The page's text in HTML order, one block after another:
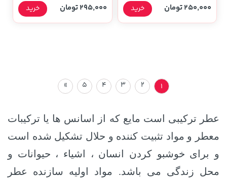
250,000 تومان خرید 295,000 تومان خرید
1
2
3
4
5
»
عطر ترکیبی است مایع که از اسانس ها یا ترکیبات
معطر و مواد تثبیت کننده و حلال تشکیل شده است
و برای خوشبو کردن انسان ، اشیاء ، حیوانات و
محل زندگی می باشد. مواد اولیه سازنده عطر